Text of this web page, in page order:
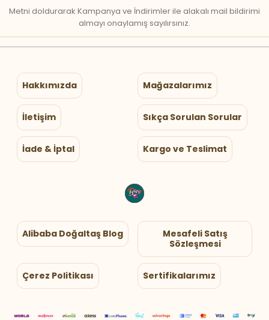
Metni doldurarak Kampanya ve İndirimler ile alakalı mail bildirimi
almayı onaylamış sayılırsınız.
Hakkımızda Mağazalarımız
İletişim Sıkça Sorulan Sorular
İade & İptal Kargo ve Teslimat
Alibaba Doğaltaş Blog
Mesafeli Satış
Sözleşmesi
Çerez Politikası Sertifikalarımız